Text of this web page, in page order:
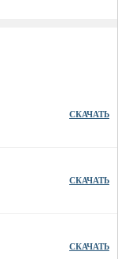
СКАЧАТЬ
СКАЧАТЬ
СКАЧАТЬ